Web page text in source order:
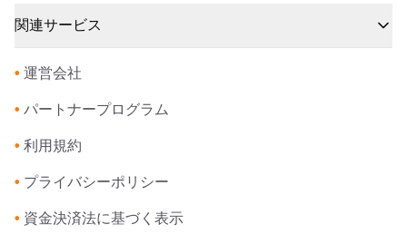
関連サービス
• 運営会社
• パートナープログラム
• 利用規約
• プライバシーポリシー
• 資金決済法に基づく表示